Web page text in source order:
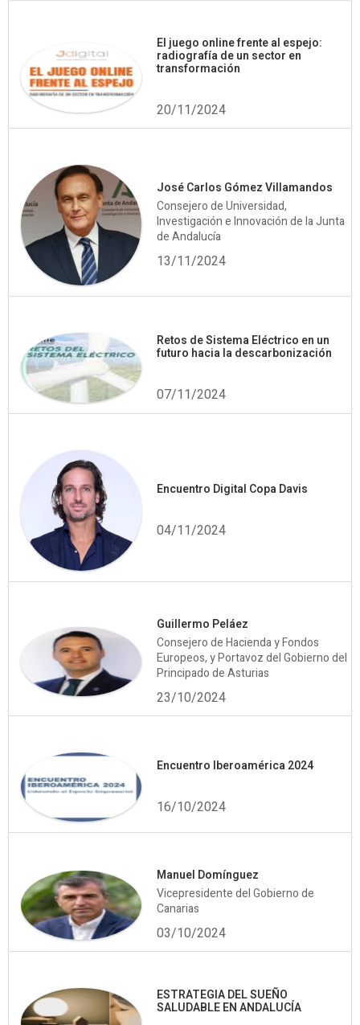
El juego online frente al espejo:
radiografía de un sector en
transformación
20/11/2024
José Carlos Gómez Villamandos
Consejero de Universidad,
Investigación e Innovación de la Junta
de Andalucía
13/11/2024
Retos de Sistema Eléctrico en un
futuro hacia la descarbonización
07/11/2024
Encuentro Digital Copa Davis
04/11/2024
Guillermo Peláez
Consejero de Hacienda y Fondos
Europeos, y Portavoz del Gobierno del
Principado de Asturias
23/10/2024
Encuentro Iberoamérica 2024
16/10/2024
Manuel Domínguez
Vicepresidente del Gobierno de
Canarias
03/10/2024
ESTRATEGIA DEL SUEÑO
SALUDABLE EN ANDALUCÍA